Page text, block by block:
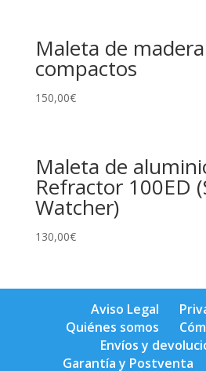
Maleta de
compactos
150,00€
Maleta de
Refractor 100ED
Watcher)
130,00€
Aviso Legal
Quiénes somos
Envíos y
Garantía y Postventa